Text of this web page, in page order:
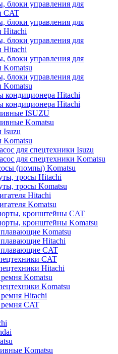
блоки управления для
CAT
блоки управления для
Hitachi
блоки управления для
Hitachi
блоки управления для
Komatsu
блоки управления для
Komatsu
кондиционера Hitachi
кондиционера Hitachi
ISUZU
Komatsu
Isuzu
Komatsu
для спецтехники Isuzu
для спецтехники Komatsu
(помпы) Komatsu
тросы Hitachi
тросы Komatsu
Hitachi
Komatsu
кронштейны CAT
кронштейны Komatsu
Komatsu
Hitachi
CAT
CAT
Hitachi
Komatsu
Komatsu
Hitachi
CAT
Komatsu